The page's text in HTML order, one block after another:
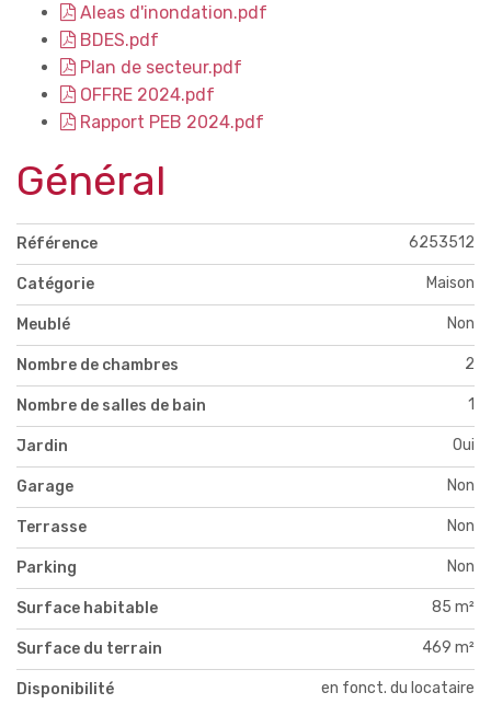
Aleas d'inondation.pdf
BDES.pdf
Plan de secteur.pdf
OFFRE 2024.pdf
Rapport PEB 2024.pdf
Général
Référence 6253512
Catégorie Maison
Meublé Non
Nombre de chambres 2
Nombre de salles de bain 1
Jardin Oui
Garage Non
Terrasse Non
Parking Non
Surface habitable 85 m²
Surface du terrain 469 m²
Disponibilité en fonct. du locataire